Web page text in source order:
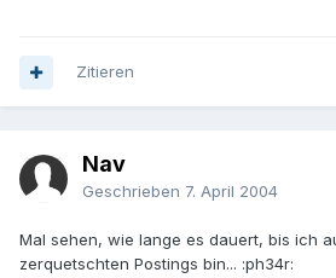
Zitieren
Nav
Geschrieben 7. April 2004
Mal sehen, wie lange es dauert, bis ich
zerquetschten Postings bin... :ph34r: